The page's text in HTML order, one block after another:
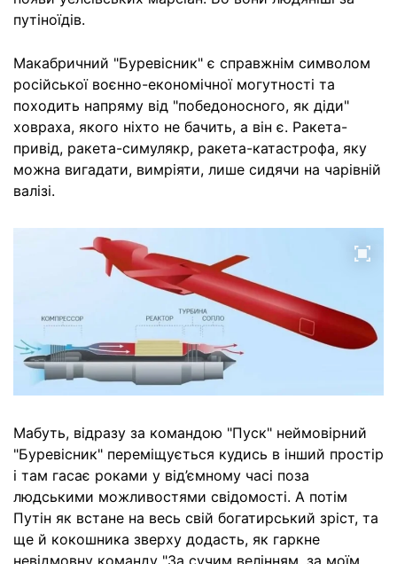
путіноїдів.
Макабричний "Буревісник" є справжнім символом
російської воєнно-економічної могутності та
походить напряму від "победоносного, як діди"
ховраха, якого ніхто не бачить, а він є. Ракета-
привід, ракета-симулякр, ракета-катастрофа, яку
можна вигадати, вимріяти, лише сидячи на чарівній
валізі.
Мабуть, відразу за командою "Пуск" неймовірний
"Буревісник" переміщується кудись в інший простір
і там гасає роками у від’ємному часі поза
людськими можливостями свідомості. А потім
Путін як встане на весь свій богатирський зріст, та
ще й кокошника зверху додасть, як гаркне
невідмовну команду "За сучим велінням, за моїм